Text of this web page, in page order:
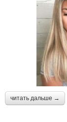
Маски с
читать дальше →